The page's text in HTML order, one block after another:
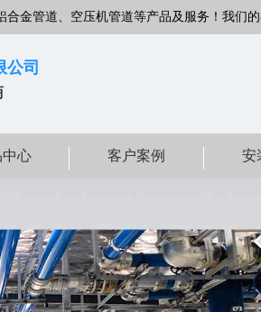
金管道、空压机管道等产品及服务！我们
司
心 客户案例 安